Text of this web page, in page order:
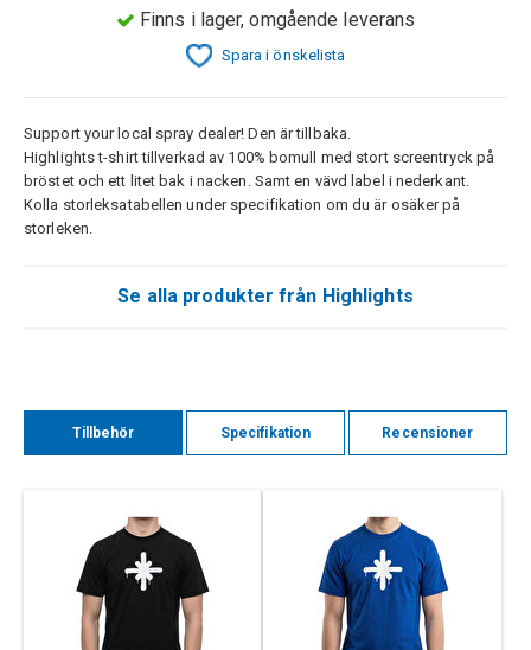
Finns i lager, omgående leverans
Spara i önskelista
Support your local spray dealer! Den är tillbaka.
Highlights t-shirt tillverkad av 100% bomull med stort screentryck på
bröstet och ett litet bak i nacken. Samt en vävd label i nederkant.
Kolla storleksatabellen under specifikation om du är osäker på
storleken.
Se alla produkter från Highlights
Tillbehör Specifikation Recensioner